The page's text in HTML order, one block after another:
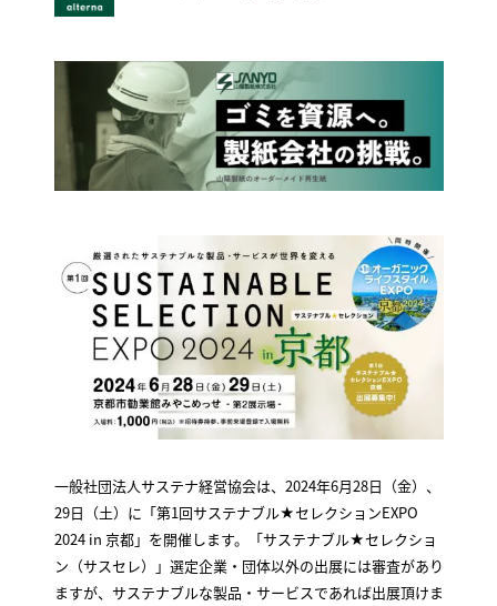
一般社団法人サステナ経営協会は、2024年6月28日（金）、
29日（土）に「第1回サステナブル★セレクションEXPO
2024 in 京都」を開催します。「サステナブル★セレクショ
ン（サスセレ）」選定企業・団体以外の出展には審査があり
ますが、サステナブルな製品・サービスであれば出展頂けま